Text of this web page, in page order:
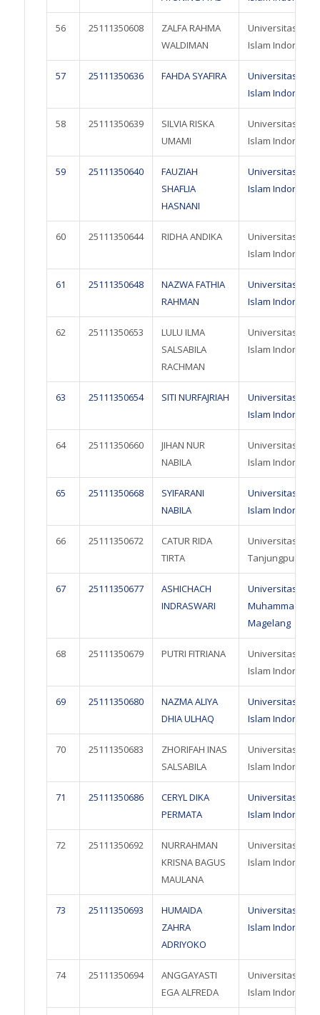
56 25111350608
ZALFA RAHMA
WALDIMAN
Universitas
Islam Indonesia
57 25111350636 FAHDA SYAFIRA
Universitas
Islam Indonesia
58 25111350639
SILVIA RISKA
UMAMI
Universitas
Islam Indonesia
59 25111350640
FAUZIAH
SHAFLIA
HASNANI
Universitas
Islam Indonesia
60 25111350644 RIDHA ANDIKA
Universitas
Islam Indonesia
61 25111350648
NAZWA FATHIA
RAHMAN
Universitas
Islam Indonesia
62 25111350653
LULU ILMA
SALSABILA
RACHMAN
Universitas
Islam Indonesia
63 25111350654 SITI NURFAJRIAH
Universitas
Islam Indonesia
64 25111350660
JIHAN NUR
NABILA
Universitas
Islam Indonesia
65 25111350668
SYIFARANI
NABILA
Universitas
Islam Indonesia
66 25111350672
CATUR RIDA
TIRTA
Universitas
Tanjungpura
67 25111350677
ASHICHACH
INDRASWARI
Universitas
Muhammadiyah
Magelang
68 25111350679 PUTRI FITRIANA
Universitas
Islam Indonesia
69 25111350680
NAZMA ALIYA
DHIA ULHAQ
Universitas
Islam Indonesia
70 25111350683
ZHORIFAH INAS
SALSABILA
Universitas
Islam Indonesia
71 25111350686
CERYL DIKA
PERMATA
Universitas
Islam Indonesia
72 25111350692
NURRAHMAN
KRISNA BAGUS
MAULANA
Universitas
Islam Indonesia
73 25111350693
HUMAIDA
ZAHRA
ADRIYOKO
Universitas
Islam Indonesia
74 25111350694
ANGGAYASTI
EGA ALFREDA
Universitas
Islam Indonesia